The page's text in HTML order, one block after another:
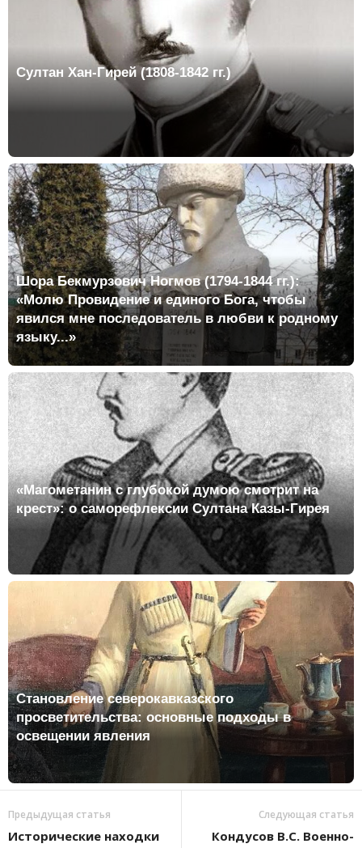
Султан Хан-Гирей (1808-1842 гг.)
Шора Бекмурзович Ногмов (1794-1844 гг.):
«Молю Провидение и единого Бога, чтобы
явился мне последователь в любви к родному
языку...»
«Магометанин с глубокой думою смотрит на
крест»: о саморефлексии Султана Казы-Гирея
Становление северокавказского
просветительства: основные подходы в
освещении явления
Предыдущая статья
Исторические находки
Следующая статья
Кондусов В.С. Военно-